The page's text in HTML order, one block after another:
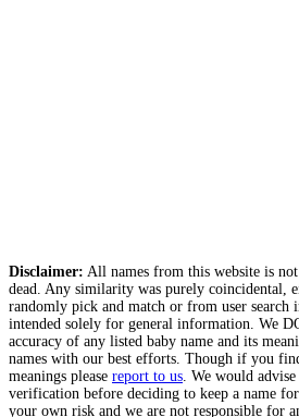
Disclaimer: All names from this website is
dead. Any similarity was purely coincidental,
randomly pick and match or from user search
intended solely for general information. We
accuracy of any listed baby name and its
names with our best efforts. Though if you
meanings please report to us . We would
verification before deciding to keep a name
your own risk and we are not responsible for